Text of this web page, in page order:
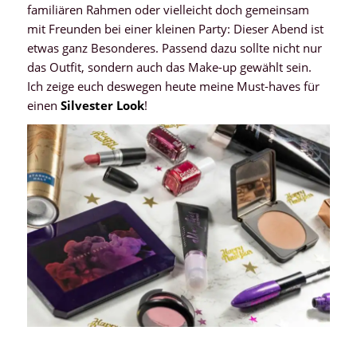
familiären Rahmen oder vielleicht doch gemeinsam
mit Freunden bei einer kleinen Party: Dieser Abend ist
etwas ganz Besonderes. Passend dazu sollte nicht nur
das Outfit, sondern auch das Make-up gewählt sein.
Ich zeige euch deswegen heute meine Must-haves für
einen Silvester Look!